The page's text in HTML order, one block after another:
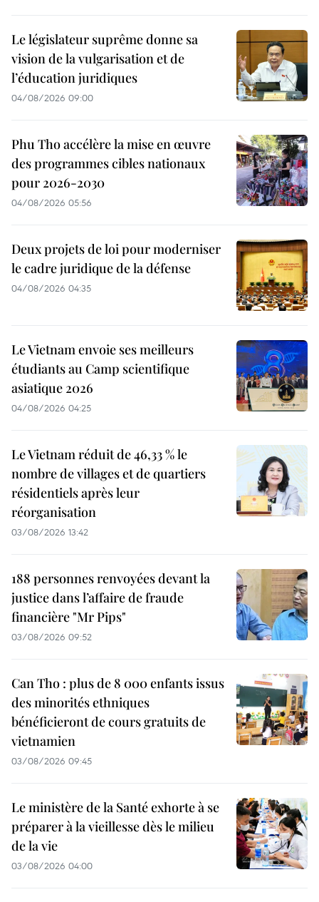
Le législateur suprême donne sa
vision de la vulgarisation et de
l’éducation juridiques
04/08/2026 09:00
Phu Tho accélère la mise en œuvre
des programmes cibles nationaux
pour 2026-2030
04/08/2026 05:56
Deux projets de loi pour moderniser
le cadre juridique de la défense
04/08/2026 04:35
Le Vietnam envoie ses meilleurs
étudiants au Camp scientifique
asiatique 2026
04/08/2026 04:25
Le Vietnam réduit de 46,33 % le
nombre de villages et de quartiers
résidentiels après leur
réorganisation
03/08/2026 13:42
188 personnes renvoyées devant la
justice dans l’affaire de fraude
financière "Mr Pips"
03/08/2026 09:52
Can Tho : plus de 8 000 enfants issus
des minorités ethniques
bénéficieront de cours gratuits de
vietnamien
03/08/2026 09:45
Le ministère de la Santé exhorte à se
préparer à la vieillesse dès le milieu
de la vie
03/08/2026 04:00